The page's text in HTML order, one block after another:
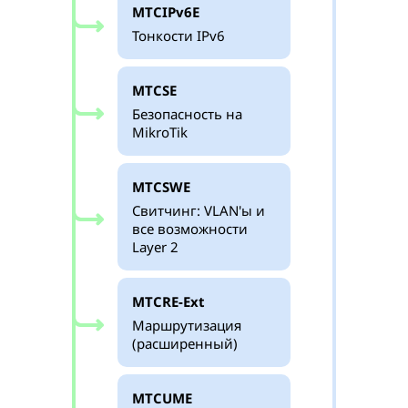
MTCIPv6E
Тонкости IPv6
MTCSE
Безопасность на
MikroTik
MTCSWE
Свитчинг: VLAN'ы и
все возможности
Layer 2
MTCRE-Ext
Маршрутизация
(расширенный)
MTCUME